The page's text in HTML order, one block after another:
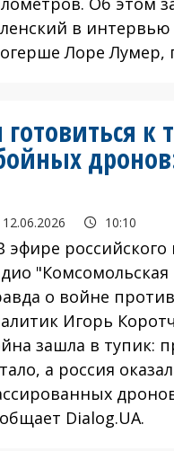
в
Лоре Лумер,
к
12.06.2026 10:10
эфире российского
о войне
Игорь
зашла в тупик:
а россия
Dialog.UA.